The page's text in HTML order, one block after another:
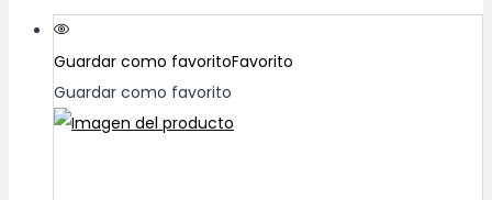
Guardar como favoritoFavorito
Guardar como favorito